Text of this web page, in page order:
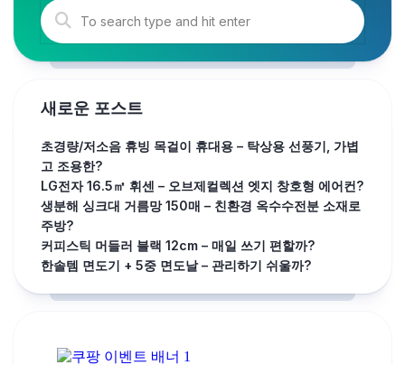
새로운 포스트
초경량/저소음 휴빙 목걸이 휴대용 – 탁상용 선풍기, 가볍
고 조용한?
LG전자 16.5㎡ 휘센 – 오브제컬렉션 엣지 창호형 에어컨?
생분해 싱크대 거름망 150매 – 친환경 옥수수전분 소재로
주방?
커피스틱 머들러 블랙 12cm – 매일 쓰기 편할까?
한솔템 면도기 + 5중 면도날 – 관리하기 쉬울까?